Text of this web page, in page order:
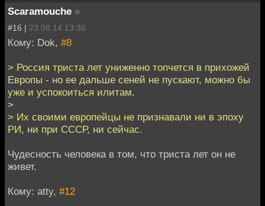
Scaramouche »
#16 | 23.08.14 13:36
Кому: Dok, #8
> Россия триста лет униженно топчется в прихожей
Европы - но ее дальше сеней не пускают, можно бы
уже и успокоиться илитам.
>
> Их своими европейцы не признавали ни в эпоху
РИ, ни при СССР, ни сейчас.
Чудесность человека в том, что триста лет он не
живет.
Кому: atty, #12